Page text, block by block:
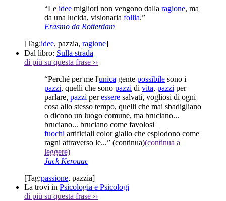
“Le idee migliori non vengono dalla ragione, ma
da una lucida, visionaria follia.”
Erasmo da Rotterdam
[Tag:idee, pazzia, ragione]
Dal libro: Sulla strada
di più su questa frase ››
“Perché per me l'unica gente possibile sono i
pazzi, quelli che sono pazzi di vita, pazzi per
parlare, pazzi peressere salvati, vogliosi di ogni
cosa allo stesso tempo, quelli che mai sbadigliano
o dicono un luogo comune, ma bruciano...
bruciano... bruciano come favolosi
fuochi artificiali color giallo che esplodono come
ragni attraverso le...” (continua)(continua a
leggere)
Jack Kerouac
[Tag:passione, pazzia]
La trovi in Psicologia e Psicologi
di più su questa frase ››